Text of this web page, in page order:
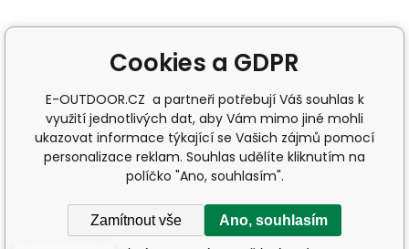
Cookies a GDPR
E-OUTDOOR.CZ a partneři potřebují Váš souhlas k
využití jednotlivých dat, aby Vám mimo jiné mohli
ukazovat informace týkající se Vašich zájmů pomocí
personalizace reklam. Souhlas udělíte kliknutím na
políčko "Ano, souhlasím".
Zamítnout vše Ano, souhlasím